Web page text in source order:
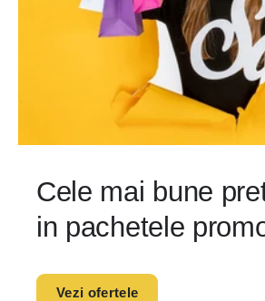
Cele mai bune
in pachetele
Vezi ofertele